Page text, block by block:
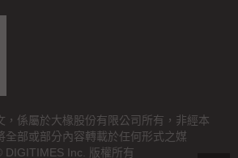
，係屬於大椽股份有限公司所有，非經本
全部或部分內容轉載於任何形式之媒
DIGITIMES Inc. 版權所有